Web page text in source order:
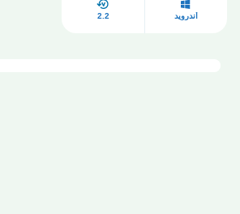
أندرويد 2.2